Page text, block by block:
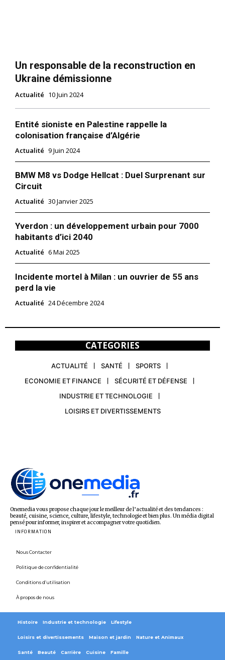
Un responsable de la reconstruction en
Ukraine démissionne
Actualité 10 Juin 2024
Entité sioniste en Palestine rappelle la
colonisation française d’Algérie
Actualité 9 Juin 2024
BMW M8 vs Dodge Hellcat : Duel Surprenant sur
Circuit
Actualité 30 Janvier 2025
Yverdon : un développement urbain pour 7000
habitants d’ici 2040
Actualité 6 Mai 2025
Incidente mortel à Milan : un ouvrier de 55 ans
perd la vie
Actualité 24 Décembre 2024
CATEGORIES
ACTUALITÉ SANTÉ
SPORTS
ECONOMIE ET FINANCE
SÉCURITÉ ET DÉFENSE
INDUSTRIE ET TECHNOLOGIE
LOISIRS ET DIVERTISSEMENTS
Onemedia vous propose chaque jour le meilleur de l’actualité et des tendances :
beauté, cuisine, science, culture, lifestyle, technologie et bien plus. Un média digital
pensé pour informer, inspirer et accompagner votre quotidien.
INFORMATION
Nous Contacter
Politique de confidentialité
Conditions d’utilisation
À propos de nous
Histoire Industrie et technologie Lifestyle
Loisirs et divertissements Maison et jardin Nature et Animaux
Santé Beauté Carrière Cuisine Famille